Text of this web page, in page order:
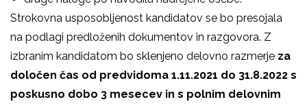
Strokovna usposobljenost kandidatov se bo presojala
na podlagi predloženih dokumentov in razgovora. Z
izbranim kandidatom bo sklenjeno delovno razmerje za
določen čas od predvidoma 1.11.2021 do 31.8.2022 s
poskusno dobo 3 mesecev in s polnim delovnim